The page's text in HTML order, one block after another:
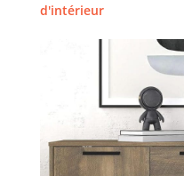
d'intérieur